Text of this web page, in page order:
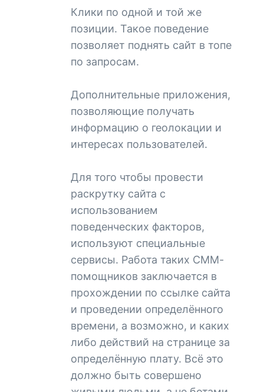
Клики по одной и той же
позиции. Такое поведение
позволяет поднять сайт в топе
по запросам.
Дополнительные приложения,
позволяющие получать
информацию о геолокации и
интересах пользователей.
Для того чтобы провести
раскрутку сайта с
использованием
поведенческих факторов,
используют специальные
сервисы. Работа таких СММ-
помощников заключается в
прохождении по ссылке сайта
и проведении определённого
времени, а возможно, и каких
либо действий на странице за
определённую плату. Всё это
должно быть совершено